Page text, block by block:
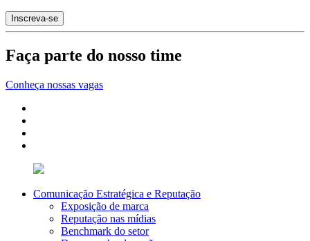
Faça parte do nosso time
Conheça nossas vagas
Comunicação Estratégica e Reputação
Exposição de marca
Reputação nas mídias
Benchmark do setor